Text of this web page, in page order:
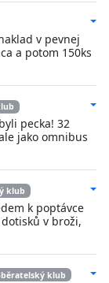
v pevnej
a potom 150ks
pecka! 32
jako omnibus
klub
k poptávce
v broži,
klub